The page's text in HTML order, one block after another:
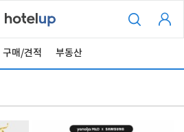
구매/견적 부동산